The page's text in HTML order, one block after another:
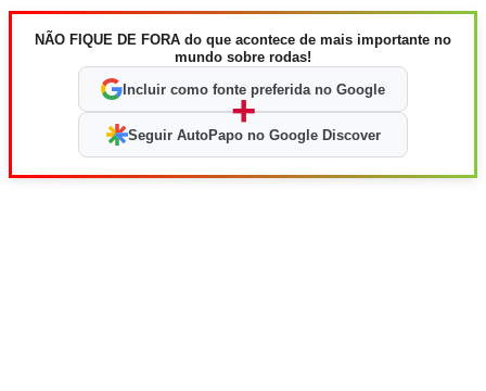
NÃO FIQUE DE FORA do que acontece de mais importante no
mundo sobre rodas!
Incluir como fonte preferida no Google
+
Seguir AutoPapo no Google Discover